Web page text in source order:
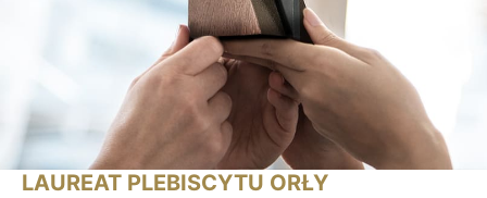
LAUREAT PLEBISCYTU ORŁY